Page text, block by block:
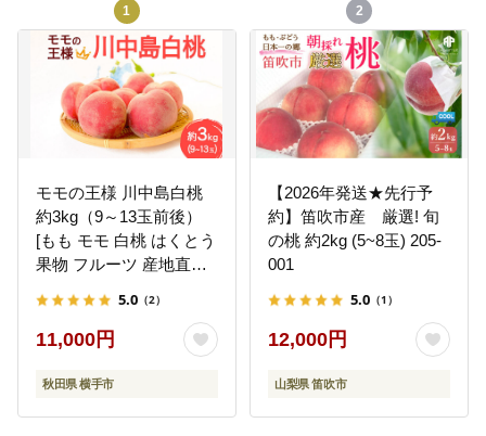
1
モモの王様 川中島白桃
約3kg（9～13玉前後）
[もも モモ 白桃 はくとう
果物 フルーツ 産地直送
5.0 （2）
11,000円
秋田県 横手市
2
【2026年発送★先行予
約】笛吹市産 厳選! 旬
の桃 約2kg (5~8玉) 205-
001
5.0 （1）
12,000円
山梨県 笛吹市